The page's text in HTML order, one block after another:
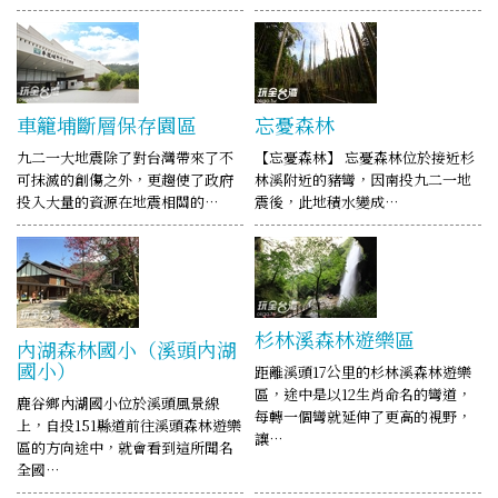
車籠埔斷層保存園區
九二一大地震除了對台灣帶來了不
可抹滅的創傷之外，更趨使了政府
投入大量的資源在地震相關的…
忘憂森林
【忘憂森林】 忘憂森林位於接近杉
林溪附近的豬彎，因南投九二一地
震後，此地積水變成…
內湖森林國小（溪頭內湖
國小）
鹿谷鄉內湖國小位於溪頭風景線
上，自投151縣道前往溪頭森林遊樂
區的方向途中，就會看到這所聞名
全國…
杉林溪森林遊樂區
距離溪頭17公里的杉林溪森林遊樂
區，途中是以12生肖命名的彎道，
每轉一個彎就延伸了更高的視野，
讓…